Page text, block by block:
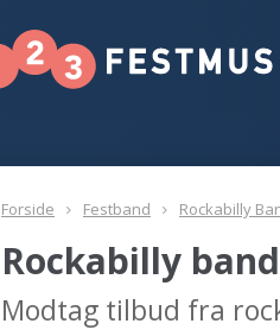
Forside Festband Rockabilly
Rockabilly
Modtag tilbud fra